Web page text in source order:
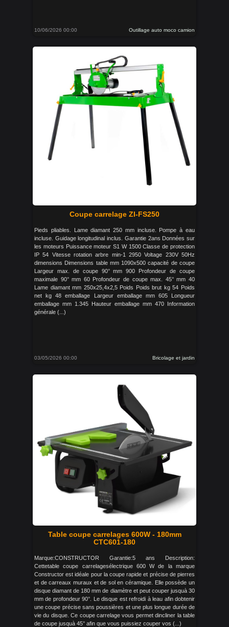
10/06/2026 00:00 Outillage auto moco camion
Coupe carrelage ZI-FS250
Pieds pliables. Lame diamant 250 mm incluse. Pompe à eau
incluse. Guidage longitudinal inclus. Garantie 2ans Données sur
les moteurs Puissance moteur S1 W 1500 Classe de protection
IP 54 Vitesse rotation arbre min-1 2950 Voltage 230V 50Hz
dimensions Dimensions table mm 1090x500 capacité de coupe
Largeur max. de coupe 90° mm 900 Profondeur de coupe
maximale 90° mm 60 Profondeur de coupe max. 45° mm 40
Lame diamant mm 250x25,4x2,5 Poids Poids brut kg 54 Poids
net kg 48 emballage Largeur emballage mm 605 Longueur
emballage mm 1.345 Hauteur emballage mm 470 Information
générale (...)
03/05/2026 00:00 Bricolage et jardin
Table coupe carrelages 600W - 180mm
CTC601-180
Marque:CONSTRUCTOR Garantie:5 ans Description:
Cettetable coupe carrelagesélectrique 600 W de la marque
Constructor est idéale pour la coupe rapide et précise de pierres
et de carreaux muraux et de sol en céramique. Elle possède un
disque diamant de 180 mm de diamètre et peut couper jusquà 30
mm de profondeur 90°. Le disque est refroidi à leau afin dobtenir
une coupe précise sans poussières et une plus longue durée de
vie du disque. Ce coupe carrelage vous permet dincliner la table
de coupe jusquà 45° afin que vous puissiez couper vos (...)